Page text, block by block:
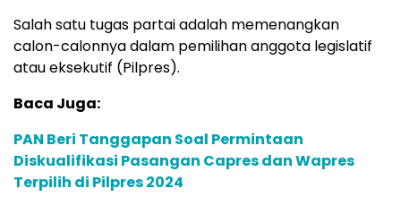
Salah satu tugas partai adalah memenangkan
calon-calonnya dalam pemilihan anggota legislatif
atau eksekutif (Pilpres).
Baca Juga:
PAN Beri Tanggapan Soal Permintaan
Diskualifikasi Pasangan Capres dan Wapres
Terpilih di Pilpres 2024